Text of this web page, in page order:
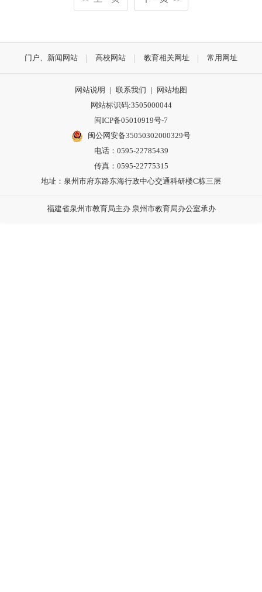
门户、新闻网站 高校网站 教育相关网址 常用网址
网站说明 | 联系我们 |
网站地图
网站标识码:3505000044
闽ICP备05010919号-7
闽公网安备35050302000329号
电话：0595-22785439
传真：0595-22775315
地址：泉州市府东路东海行政中心交通科研楼C栋三层
福建省泉州市教育局主办 泉州市教育局办公室承办